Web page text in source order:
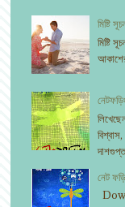
মিষ্টি
মিষ্টি
নেট